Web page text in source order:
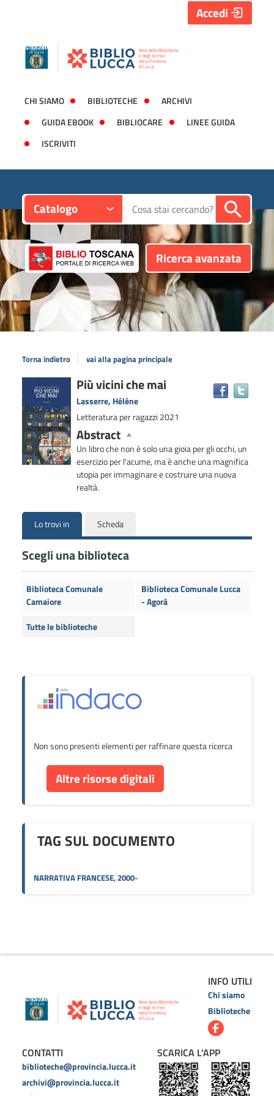
CHI SIAMO BIBLIOTECHE
ARCHIVI
GUIDA EBOOK
BIBLIOCARE
LINEE GUIDA
ISCRIVITI
Accedi
Catalogo Cerca su "Catalogo"
Ricerca avanzata
Torna indietro vai alla pagina principale
Dettaglio
del
documento
Più vicini che mai
Lasserre, Hélène
Letteratura per ragazzi 2021
Abstract
Un libro che non è solo una gioia per gli occhi, un
esercizio per l'acume, ma è anche una magnifica
utopia per immaginare e costruire una nuova
realtà.
Lo trovi in Scheda
Scegli una biblioteca
Biblioteca Comunale
Camaiore
Biblioteca Comunale Lucca
- Agorà
Tutte le biblioteche
Non sono presenti elementi per raffinare questa ricerca
Altre risorse digitali
TAG SUL DOCUMENTO
NARRATIVA FRANCESE, 2000-
INFO UTILI
Chi siamo
Biblioteche
CONTATTI
biblioteche@provincia.lucca.it
archivi@provincia.lucca.it
SCARICA L'APP